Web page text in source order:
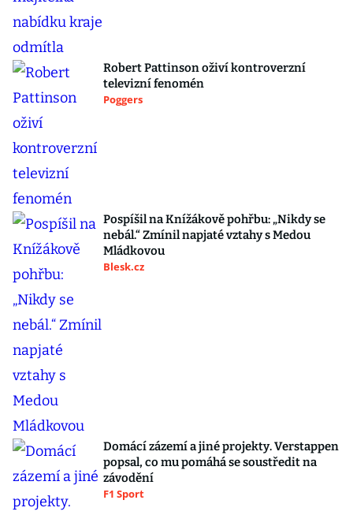
Robert Pattinson oživí kontroverzní
televizní fenomén
Poggers
Pospíšil na Knížákově pohřbu: „Nikdy se
nebál.“ Zmínil napjaté vztahy s Medou
Mládkovou
Blesk.cz
Domácí zázemí a jiné projekty. Verstappen
popsal, co mu pomáhá se soustředit na
závodění
F1 Sport